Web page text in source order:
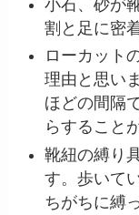
小石、砂が
割と足に密
ローカット
理由と思い
ほどの間隔
らすること
靴紐の縛り
す。歩いて
ちがちに縛